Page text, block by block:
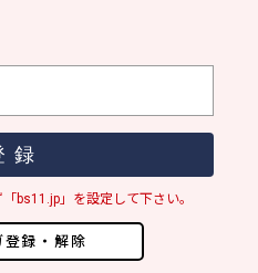
登録・解除
bs11.jp」を設定して下さい。